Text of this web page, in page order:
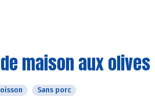
maison aux
Sans porc